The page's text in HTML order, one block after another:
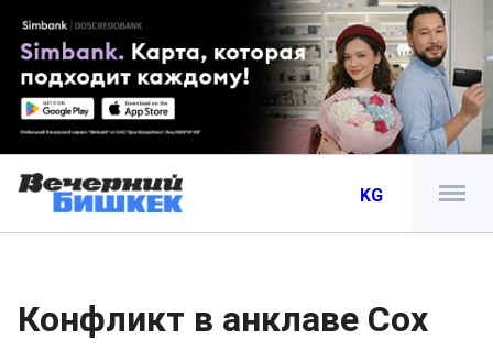
KG
Конфликт в анклаве Сох